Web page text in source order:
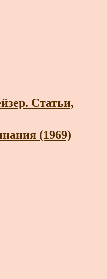
Статьи,
(1969)